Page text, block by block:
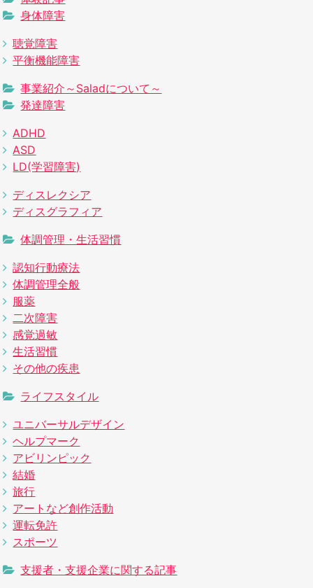
身体障害
聴覚障害
平衡機能障害
事業紹介～Saladについて～
発達障害
ADHD
ASD
LD(学習障害)
ディスレクシア
ディスグラフィア
体調管理・生活習慣
認知行動療法
体調管理全般
服薬
二次障害
感覚過敏
生活習慣
その他の疾患
ライフスタイル
ユニバーサルデザイン
ヘルプマーク
アビリンピック
結婚
旅行
アートなど創作活動
運転免許
スポーツ
支援者・支援企業に関する記事